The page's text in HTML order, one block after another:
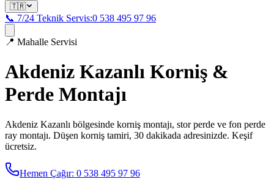
🇹🇷
📞 7/24 Teknik Servis:0 538 495 97 96
📍 Mahalle Servisi
Akdeniz Kazanlı Korniş &
Perde Montajı
Akdeniz Kazanlı bölgesinde korniş montajı, stor perde ve fon perde
ray montajı. Düşen korniş tamiri, 30 dakikada adresinizde. Keşif
ücretsiz.
Hemen Çağır: 0 538 495 97 96